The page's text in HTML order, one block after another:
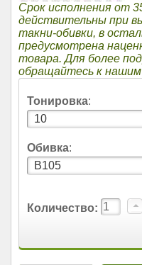
Срок исполнения от
действительны при
такни-обивки, в
предусмотрена
товара. Для более
обращайтесь к
Тонировка:
Обивка:
Количество: